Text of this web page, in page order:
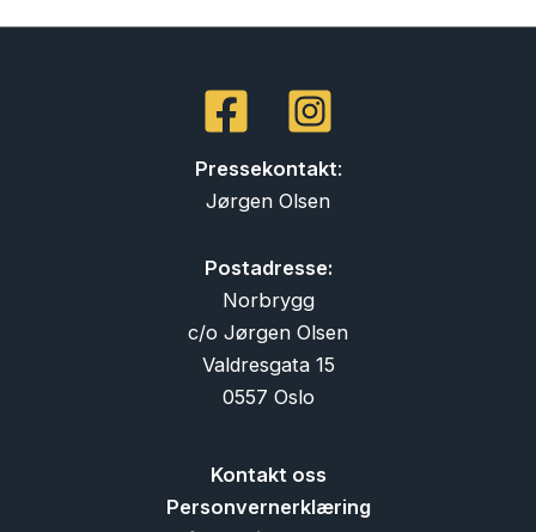
Pressekontakt:
Jørgen Olsen
Postadresse:
Norbrygg
c/o Jørgen Olsen
Valdresgata 15
0557 Oslo
Kontakt oss
Personvernerklæring